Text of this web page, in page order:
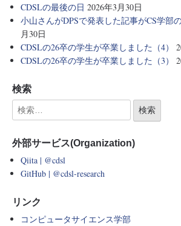
CDSLの最後の日 2026年3月30日
小山さんがDPSで発表した記事がCS学部
月30日
CDSLの26卒の学生が卒業しました（4）
CDSLの26卒の学生が卒業しました（3）
検索
外部サービス(Organization)
Qiita | @cdsl
GitHub | @cdsl-research
リンク
コンピュータサイエンス学部